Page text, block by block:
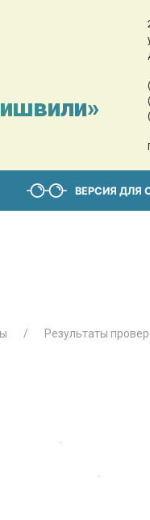
ВЕРСИЯ ДЛЯ
Результаты